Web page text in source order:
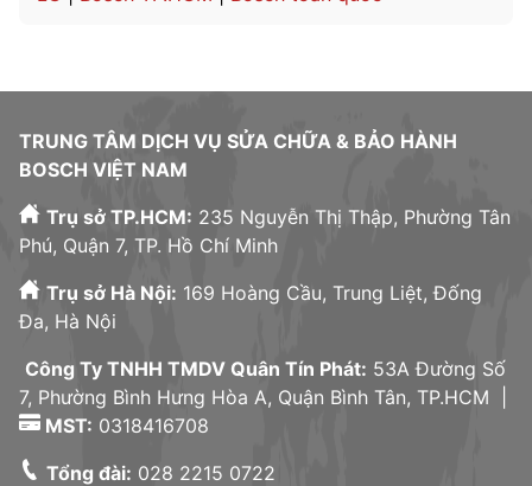
TRUNG TÂM DỊCH VỤ SỬA CHỮA & BẢO HÀNH
BOSCH VIỆT NAM
Trụ sở TP.HCM: 235 Nguyễn Thị Thập, Phường Tân
Phú, Quận 7, TP. Hồ Chí Minh
Trụ sở Hà Nội: 169 Hoàng Cầu, Trung Liệt, Đống
Đa, Hà Nội
Công Ty TNHH TMDV Quân Tín Phát: 53A Đường Số
7, Phường Bình Hưng Hòa A, Quận Bình Tân, TP.HCM |
MST: 0318416708
Tổng đài: 028 2215 0722